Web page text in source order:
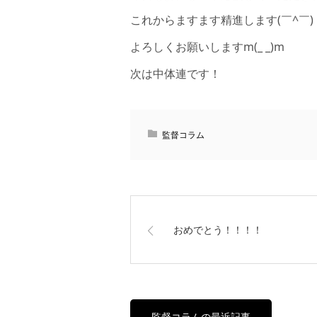
これからますます精進します(￣^￣)ゞ
よろしくお願いしますm(_ _)m
次は中体連です！
監督コラム
おめでとう！！！！